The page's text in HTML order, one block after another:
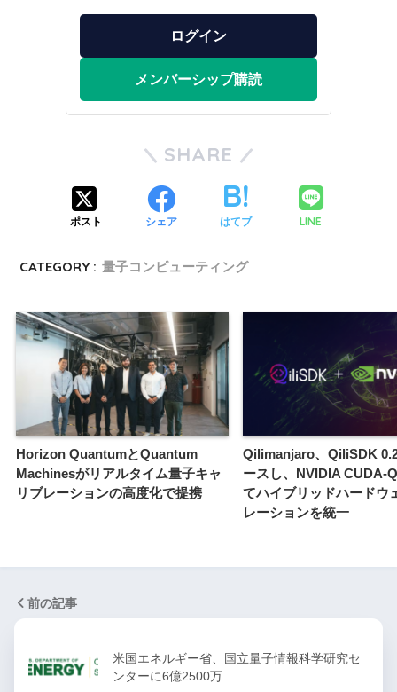
ログイン
メンバーシップ購読
SHARE
ポスト シェア はてブ LINE
CATEGORY : 量子コンピューティング
Horizon QuantumとQuantum
Machinesがリアルタイム量子キャ
リブレーションの高度化で提携
Qilimanjaro、QiliSDK
ースし、NVIDIA CUDA-
てハイブリッドハードウ
レーションを統一
前の記事
米国エネルギー省、国立量子情報科学研究セ
ンターに6億2500万…